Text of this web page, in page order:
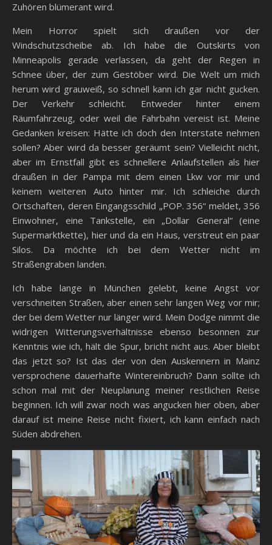
Zuhören blümerant wird.
Mein Horror spielt sich draußen vor der
Windschutzscheibe ab. Ich habe die Outskirts von
Minneapolis gerade verlassen, da geht der Regen in
Schnee über, der zum Gestöber wird. Die Welt um mich
herum wird grauweiß, so schnell kann ich gar nicht gucken.
Der Verkehr schleicht. Entweder hinter einem
Räumfahrzeug, oder weil die Fahrbahn vereist ist. Meine
Gedanken kreisen: Hätte ich doch den Interstate nehmen
sollen? Aber wird da besser geräumt sein? Vielleicht nicht,
aber im Ernstfall gibt es schnellere Anlaufstellen als hier
draußen in der Pampa mit dem einen Lkw vor mir und
keinem weiteren Auto hinter mir. Ich schleiche durch
Ortschaften, deren Eingangsschild „POP. 356“ meldet, 356
Einwohner, eine Tankstelle, ein „Dollar General“ (eine
Supermarktkette), hier und da ein Haus, verstreut ein paar
Silos. Da möchte ich bei dem Wetter nicht im
Straßengraben landen.
Ich habe lange in München gelebt, keine Angst vor
verschneiten Straßen, aber einen sehr langen Weg vor mir;
der bei dem Wetter nur länger wird. Mein Dodge nimmt die
widrigen Witterungsverhältnisse ebenso besonnen zur
Kenntnis wie ich, hält die Spur, bricht nicht aus. Aber bleibt
das jetzt so? Ist das der von den Auskennern in Mainz
versprochene dauerhafte Wintereinbruch? Dann sollte ich
schon mal mit der Neuplanung meiner restlichen Reise
beginnen. Ich will zwar noch was angucken hier oben, aber
darauf ist meine Reise nicht fixiert, ich kann einfach nach
Süden abdrehen.